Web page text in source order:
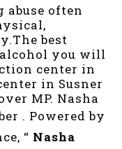
abuse often
best
you will
center in
in Susner
MP. Nasha
. Powered by
“ Nasha